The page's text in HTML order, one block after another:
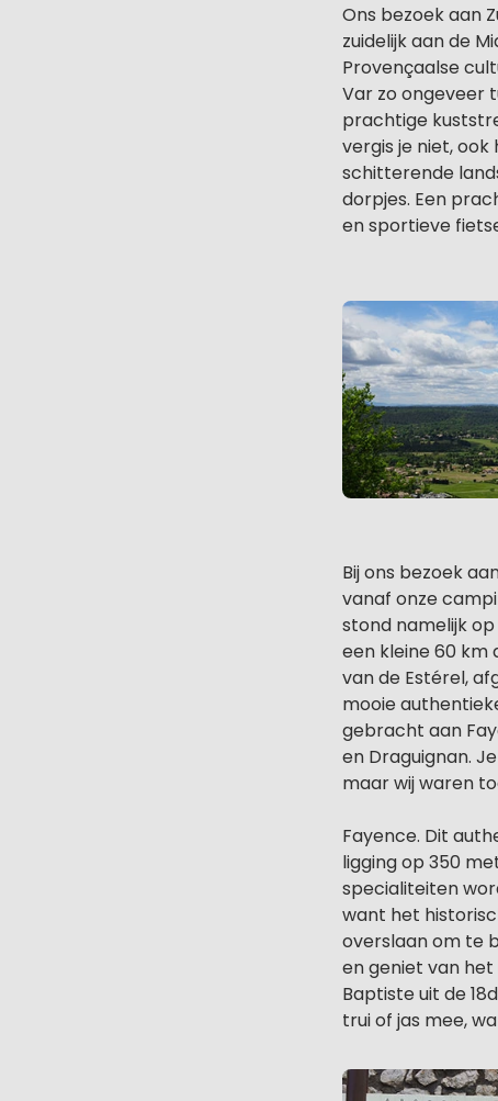
Ons bezoek aan
zuidelijk aan de
Provençaalse
Var zo ongeveer
prachtige
vergis je niet,
schitterende
dorpjes. Een
en sportieve
Bij ons bezoek
vanaf onze
stond namelijk
een kleine 60
van de Estérel,
mooie
gebracht aan
en Draguignan.
maar wij waren
Fayence. Dit
ligging op 350
specialiteiten
want het
overslaan om te
en geniet van
Baptiste uit de
trui of jas mee,